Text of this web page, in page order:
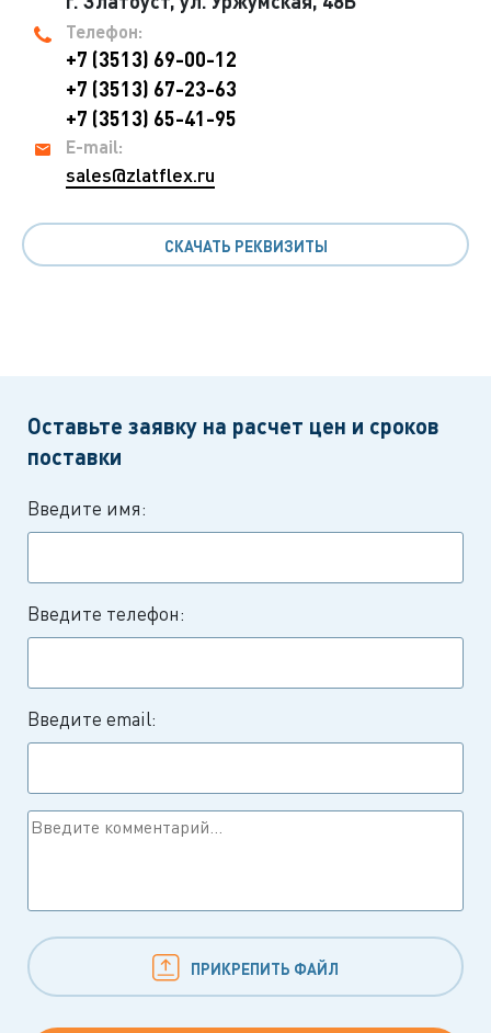
Телефон:
+7 (3513) 69-00-12
+7 (3513) 67-23-63
+7 (3513) 65-41-95
E-mail:
sales@zlatflex.ru
СКАЧАТЬ РЕКВИЗИТЫ
Оставьте заявку на расчет цен и сроков
поставки
Введите имя:
Введите телефон:
Введите email:
ПРИКРЕПИТЬ ФАЙЛ